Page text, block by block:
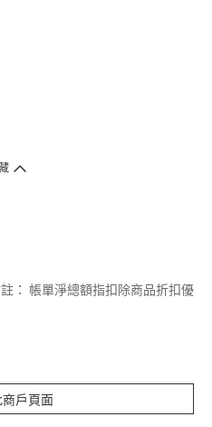
： 帳單淨總額指扣除商品折扣優
戶頁面